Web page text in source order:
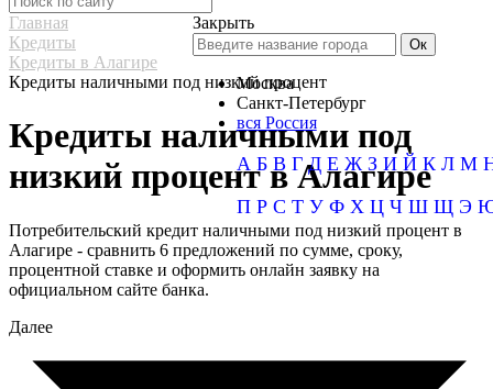
Закрыть
Москва
Санкт-Петербург
вся Россия
А Б В Г Д Е Ж З И Й К Л М
П Р С Т У Ф Х Ц Ч Ш Щ Э
Главная
Кредиты
Кредиты в Алагире
Кредиты наличными под низкий процент
Кредиты наличными под
низкий процент в Алагире
Потребительский кредит наличными под низкий процент в
Алагире - сравнить 6 предложений по сумме, сроку,
процентной ставке и оформить онлайн заявку на
официальном сайте банка.
Далее